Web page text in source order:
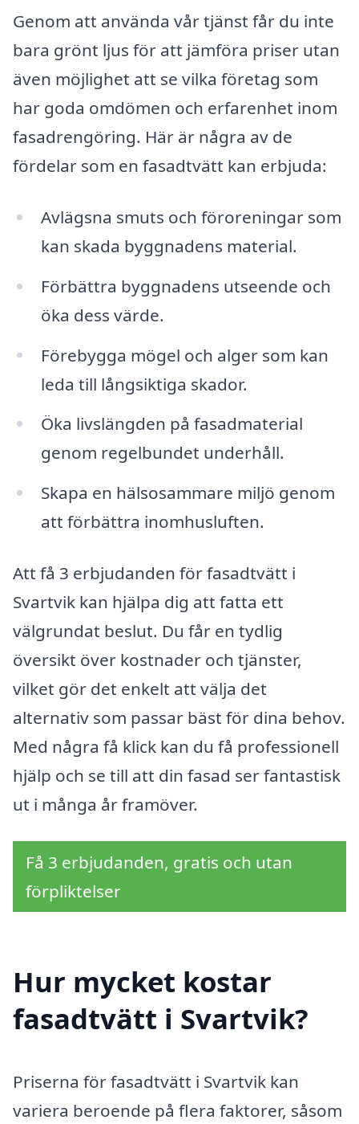
Genom att använda vår tjänst får du inte
bara grönt ljus för att jämföra priser utan
även möjlighet att se vilka företag som
har goda omdömen och erfarenhet inom
fasadrengöring. Här är några av de
fördelar som en fasadtvätt kan erbjuda:
Avlägsna smuts och föroreningar som
kan skada byggnadens material.
Förbättra byggnadens utseende och
öka dess värde.
Förebygga mögel och alger som kan
leda till långsiktiga skador.
Öka livslängden på fasadmaterial
genom regelbundet underhåll.
Skapa en hälsosammare miljö genom
att förbättra inomhusluften.
Att få 3 erbjudanden för fasadtvätt i
Svartvik kan hjälpa dig att fatta ett
välgrundat beslut. Du får en tydlig
översikt över kostnader och tjänster,
vilket gör det enkelt att välja det
alternativ som passar bäst för dina behov.
Med några få klick kan du få professionell
hjälp och se till att din fasad ser fantastisk
ut i många år framöver.
Få 3 erbjudanden, gratis och utan
förpliktelser
Hur mycket kostar
fasadtvätt i Svartvik?
Priserna för fasadtvätt i Svartvik kan
variera beroende på flera faktorer, såsom